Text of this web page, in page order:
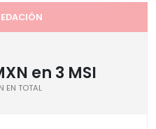
en 3 MSI
EN TOTAL